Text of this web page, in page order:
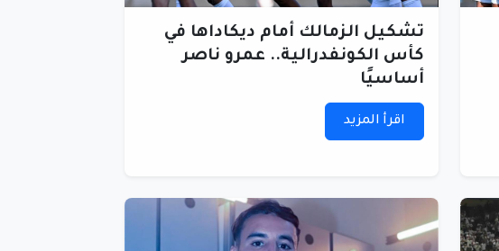
تشكيل الزمالك أمام ديكاداها في
كأس الكونفدرالية.. عمرو ناصر
أساسيًا
اقرأ المزيد